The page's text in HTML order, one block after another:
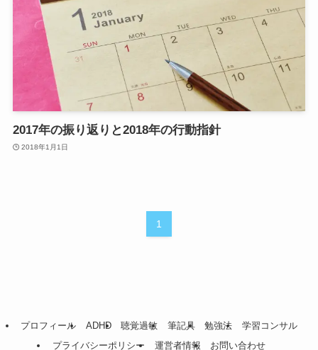
2017年の振り返りと2018年の行動指針
2018年1月1日
1
プロフィール ADHD 聴覚過敏 筆記具 勉強法
学習コンサル
プライバシーポリシー
運営者情報 お問い合わせ